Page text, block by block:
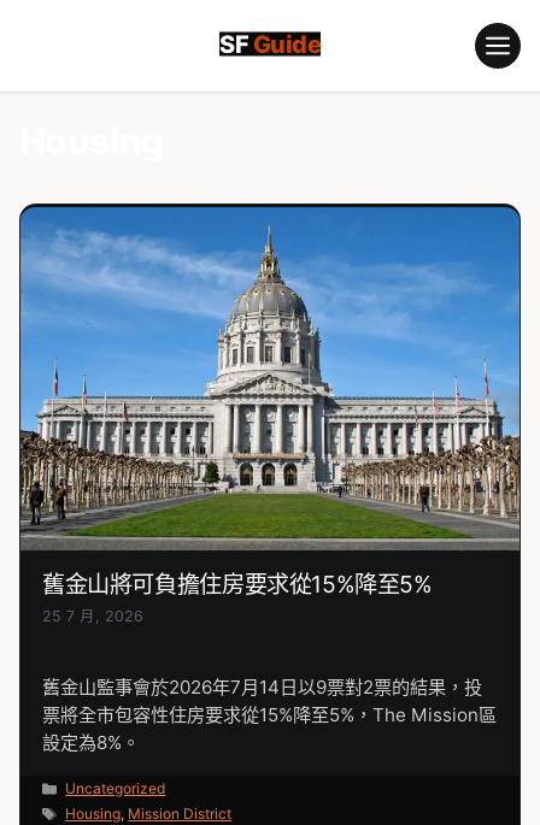
舊金山將可負擔住房要求從15%降至5%
25 7 月, 2026
舊金山監事會於2026年7月14日以9票對2票的結果，投
票將全市包容性住房要求從15%降至5%，The Mission區
設定為8%。
分
類
Uncategorized
標
Housing, Mission District